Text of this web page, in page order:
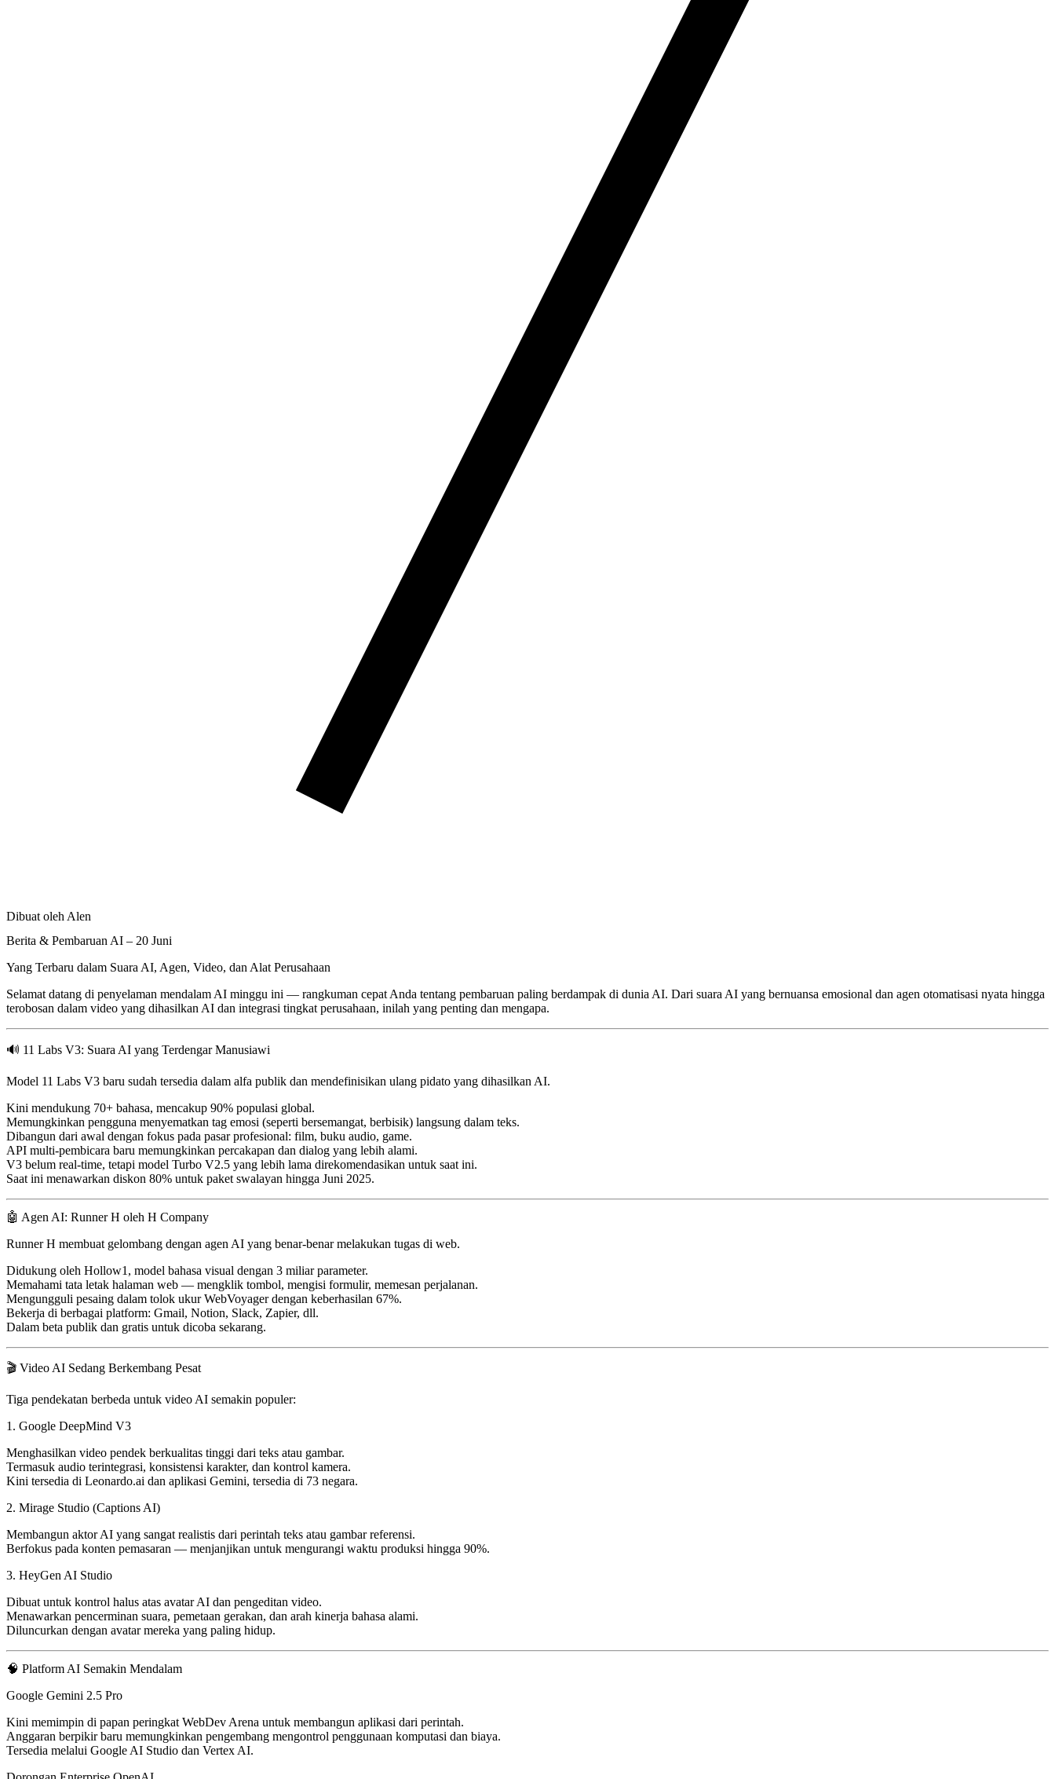
Dibuat oleh Alen
Berita & Pembaruan AI – 20 Juni
Yang Terbaru dalam Suara AI, Agen, Video, dan Alat Perusahaan
Selamat datang di penyelaman mendalam AI minggu ini — rangkuman cepat Anda tentang pembaruan paling berdampak di dunia AI. Dari suara AI yang bernuansa emosional dan agen otomatisasi nyata hingga
terobosan dalam video yang dihasilkan AI dan integrasi tingkat perusahaan, inilah yang penting dan mengapa.
🔊 11 Labs V3: Suara AI yang Terdengar Manusiawi
Model 11 Labs V3 baru sudah tersedia dalam alfa publik dan mendefinisikan ulang pidato yang dihasilkan AI.
Kini mendukung 70+ bahasa, mencakup 90% populasi global.
Memungkinkan pengguna menyematkan tag emosi (seperti bersemangat, berbisik) langsung dalam teks.
Dibangun dari awal dengan fokus pada pasar profesional: film, buku audio, game.
API multi-pembicara baru memungkinkan percakapan dan dialog yang lebih alami.
V3 belum real-time, tetapi model Turbo V2.5 yang lebih lama direkomendasikan untuk saat ini.
Saat ini menawarkan diskon 80% untuk paket swalayan hingga Juni 2025.
🤖 Agen AI: Runner H oleh H Company
Runner H membuat gelombang dengan agen AI yang benar-benar melakukan tugas di web.
Didukung oleh Hollow1 , model bahasa visual dengan 3 miliar parameter.
Memahami tata letak halaman web — mengklik tombol, mengisi formulir, memesan perjalanan.
Mengungguli pesaing dalam tolok ukur WebVoyagerdengan keberhasilan 67%.
Bekerja di berbagai platform: Gmail, Notion, Slack, Zapier, dll.
Dalam beta publik dan gratis untuk dicoba sekarang.
🎬 Video AI Sedang Berkembang Pesat
Tiga pendekatan berbeda untuk video AI semakin populer:
1. Google DeepMind V3
Menghasilkan video pendek berkualitas tinggi dari teks atau gambar.
Termasuk audio terintegrasi, konsistensi karakter, dan kontrol kamera.
Kini tersedia di Leonardo.ai dan aplikasi Gemini, tersedia di 73 negara.
2. Mirage Studio (Captions AI)
Membangun aktor AI yang sangat realistis dari perintah teks atau gambar referensi.
Berfokus pada konten pemasaran — menjanjikan untuk mengurangi waktu produksi hingga 90%.
3. HeyGen AI Studio
Dibuat untuk kontrol halus atas avatar AI dan pengeditan video.
Menawarkan pencerminan suara, pemetaan gerakan, dan arah kinerja bahasa alami.
Diluncurkan dengan avatar mereka yang paling hidup.
🧠 Platform AI Semakin Mendalam
Google Gemini 2.5 Pro
Kini memimpin di papan peringkat WebDev Arena untuk membangun aplikasi dari perintah.
Anggaran berpikirbaru memungkinkan pengembang mengontrol penggunaan komputasi dan biaya.
Tersedia melalui Google AI Studio dan Vertex AI.